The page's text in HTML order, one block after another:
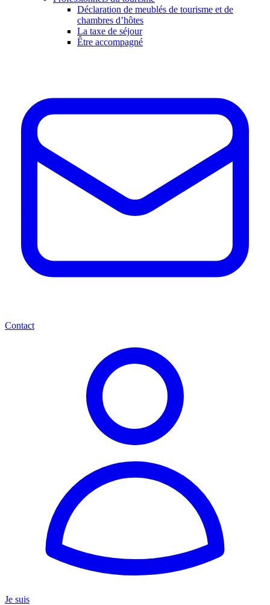
Déclaration de meublés de tourisme et de
chambres d’hôtes
La taxe de séjour
Être accompagné
Contact
Je suis